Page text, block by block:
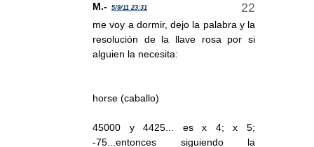
M.- 5/9/11 23:31
me voy a dormir, dejo la palabra y la
resolución de la llave rosa por si
alguien la necesita:
horse (caballo)
45000 y 4425... es x 4; x 5;
-75...entonces siguiendo la